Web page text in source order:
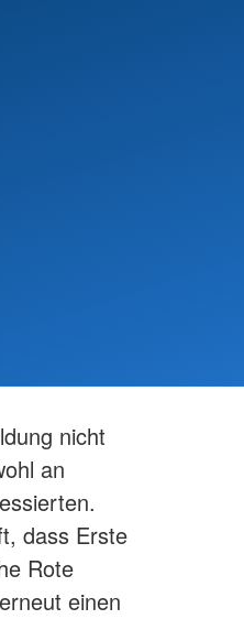
nicht
an
dass Erste
Rote
einen